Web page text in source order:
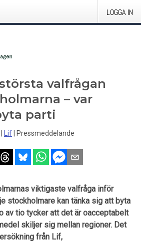
LOGGA IN
valfrågan
– var
parti
Lif Pressmeddelande
viktigaste valfråga inför
stockholmare kan tänka sig att byta
av tio tycker att det är oacceptabelt
skiljer sig mellan regioner. Det
från Lif,